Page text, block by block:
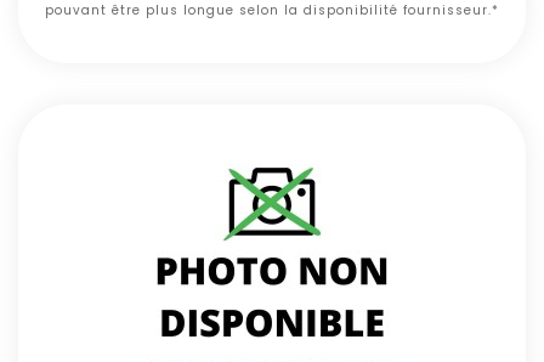
pouvant être plus longue selon la disponibilité fournisseur.*